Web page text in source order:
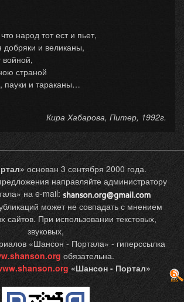
народ тот ест и пьет,
добряки и великаны,
войной,
страной
пауки и тараканы…
Кира Хабарова, Питер, 1992г.
основан 3 сентября 2000 года.
направляйте администратору
на e-mail:
может не совпадать с мнением
сайтов. При использовании текстовых,
звуковых,
«Шансон - Портала» - гиперссылка
обязательна.
«Шансон - Портал»